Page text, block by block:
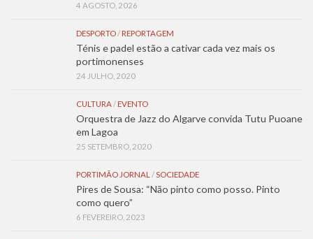
4 AGOSTO, 2026
DESPORTO/ REPORTAGEM
Ténis e padel estão a cativar cada vez mais os
portimonenses
24 JULHO, 2020
CULTURA/ EVENTO
Orquestra de Jazz do Algarve convida Tutu Puoane
em Lagoa
25 SETEMBRO, 2020
PORTIMÃO JORNAL /SOCIEDADE
Pires de Sousa: “Não pinto como posso. Pinto
como quero”
6 FEVEREIRO, 2023